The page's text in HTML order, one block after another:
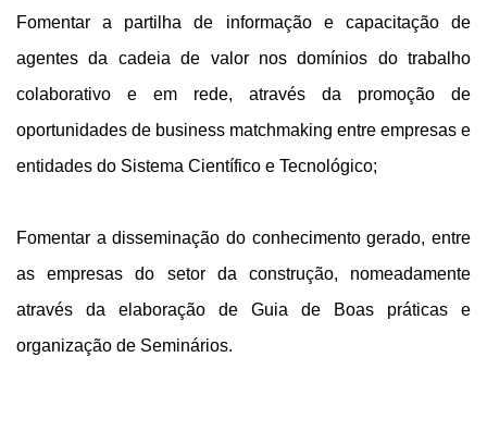
Fomentar a partilha de informação e capacitação de
agentes da cadeia de valor nos domínios do trabalho
colaborativo e em rede, através da promoção de
oportunidades de business matchmaking entre empresas e
entidades do Sistema Científico e Tecnológico;
Fomentar a disseminação do conhecimento gerado, entre
as empresas do setor da construção, nomeadamente
através da elaboração de Guia de Boas práticas e
organização de Seminários.